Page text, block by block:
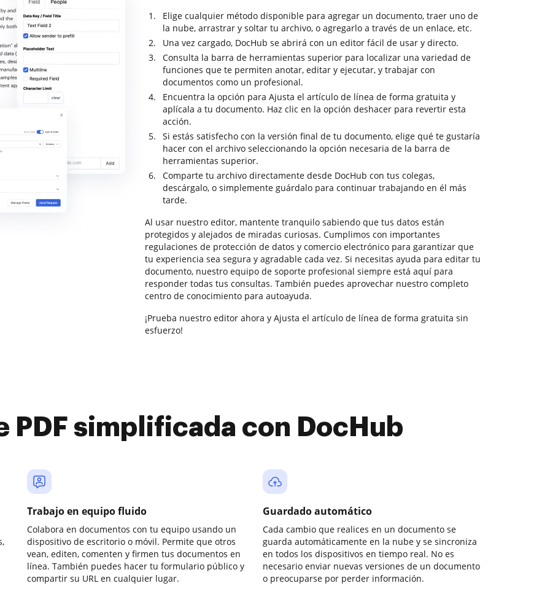
Elige cualquier método disponible para agregar un documento, traer uno de
la nube, arrastrar y soltar tu archivo, o agregarlo a través de un enlace, etc.
Una vez cargado, DocHub se abrirá con un editor fácil de usar y directo.
Consulta la barra de herramientas superior para localizar una variedad de
funciones que te permiten anotar, editar y ejecutar, y trabajar con
documentos como un profesional.
Encuentra la opción para Ajusta el artículo de línea de forma gratuita y
aplícala a tu documento. Haz clic en la opción deshacer para revertir esta
acción.
Si estás satisfecho con la versión final de tu documento, elige qué te gustaría
hacer con el archivo seleccionando la opción necesaria de la barra de
herramientas superior.
Comparte tu archivo directamente desde DocHub con tus colegas,
descárgalo, o simplemente guárdalo para continuar trabajando en él más
tarde.
Al usar nuestro editor, mantente tranquilo sabiendo que tus datos están
protegidos y alejados de miradas curiosas. Cumplimos con importantes
regulaciones de protección de datos y comercio electrónico para garantizar que
tu experiencia sea segura y agradable cada vez. Si necesitas ayuda para editar tu
documento, nuestro equipo de soporte profesional siempre está aquí para
responder todas tus consultas. También puedes aprovechar nuestro completo
centro de conocimiento para autoayuda.
¡Prueba nuestro editor ahora y Ajusta el artículo de línea de forma gratuita sin
esfuerzo!
PDF simplificada con DocHub
Trabajo en equipo fluido
Colabora en documentos con tu equipo usando un
dispositivo de escritorio o móvil. Permite que otros
vean, editen, comenten y firmen tus documentos en
línea. También puedes hacer tu formulario público y
compartir su URL en cualquier lugar.
Guardado automático
Cada cambio que realices en un documento se
guarda automáticamente en la nube y se sincroniza
en todos los dispositivos en tiempo real. No es
necesario enviar nuevas versiones de un documento
o preocuparse por perder información.